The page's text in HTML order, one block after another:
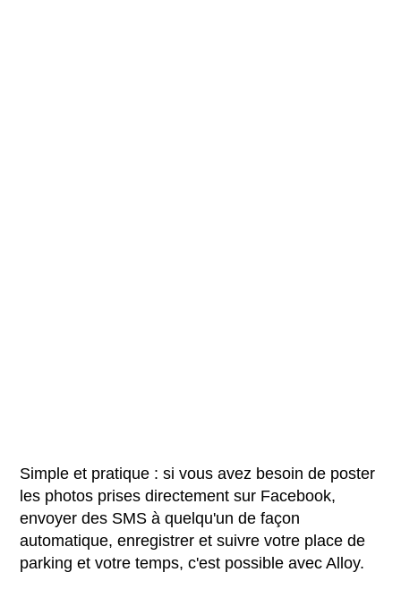
Simple et pratique : si vous avez besoin de poster
les photos prises directement sur Facebook,
envoyer des SMS à quelqu'un de façon
automatique, enregistrer et suivre votre place de
parking et votre temps, c'est possible avec Alloy.